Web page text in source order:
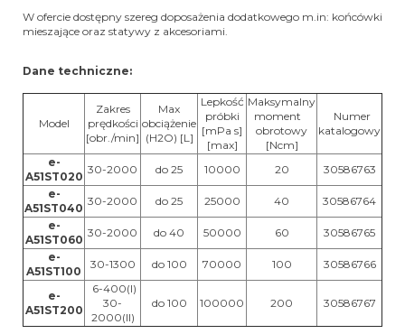
W ofercie dostępny szereg doposażenia dodatkowego m.in: końcówki
mieszające oraz statywy z akcesoriami.
Dane techniczne:
Model
Zakres
prędkości
[obr./min]
Max
obciążenie
(H2O) [L]
Lepkość
próbki
[mPa s]
[max]
Maksymalny
moment
obrotowy
[Ncm]
Numer
katalogowy
e-
A51ST020
30-2000 do 25 10000 20
30586763
e-
A51ST040
30-2000 do 25 25000 40
30586764
e-
A51ST060
30-2000 do 40 50000 60
30586765
e-
A51ST100
30-1300 do 100 70000 100 30586766
e-
A51ST200
6-400(I)
30-
2000(II)
do 100 100000 200 30586767